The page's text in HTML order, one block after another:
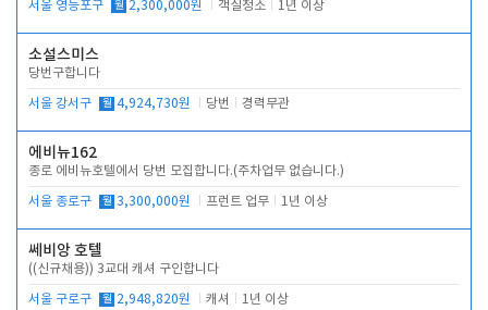
서울 영등포구 월 2,300,000원 객실청소 1년 이상
소설스미스
당번구합니다
서울 강서구 월 4,924,730원 당번 경력무관
에비뉴162
종로 에비뉴호텔에서 당번 모집합니다.(주차업무 없습니다.)
서울 종로구 월 3,300,000원 프런트 업무 1년 이상
쎄비앙 호텔
((신규채용)) 3교대 캐셔 구인합니다
서울 구로구 월 2,948,820원 캐셔 1년 이상